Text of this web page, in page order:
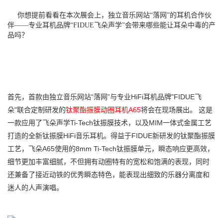
你想提前看看在本次展会上，独立音乐网站“落网”的耳机合作伙
伴——专业耳机品牌“FIDUE飞朵声学”会带来哪些能让耳朵中毒的产
品吗？
首先，首款由独立音乐网站“落网”与专业HiFi耳机品牌"FIDUE飞
朵"联合定制研发的钛聚酯振膜动圈耳机A65将会在现场展出。 这是
一款应用了飞朵声学Ti-Tech钛振膜技术，以及MIM一体式金属工艺
打造的全新钛振膜HiFi音乐耳机。得益于FIDUE新研发的钛聚酯振膜
工艺，飞朵A65使用的8mm Ti-Tech钛振膜单元，瞬态响应更高效，
细节更加丰富细腻，不但拥有动圈特有的宽松和饱满的表现，同时
还兼备了接近动铁的优秀瞬态特色，能表现出细致的乐器分离度和
迷人的人声演唱。